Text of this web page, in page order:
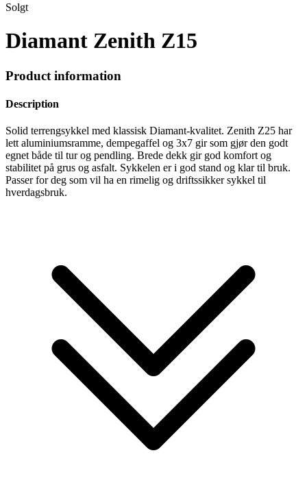
Solgt
Diamant Zenith Z15
Product information
Description
Solid terrengsykkel med klassisk Diamant-kvalitet. Zenith Z25 har
lett aluminiumsramme, dempegaffel og 3x7 gir som gjør den godt
egnet både til tur og pendling. Brede dekk gir god komfort og
stabilitet på grus og asfalt. Sykkelen er i god stand og klar til bruk.
Passer for deg som vil ha en rimelig og driftssikker sykkel til
hverdagsbruk.